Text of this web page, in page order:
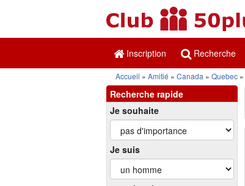
Inscription Recherche
Accueil Amitié Canada Quebec
Recherche rapide
Je souhaite
Je suis